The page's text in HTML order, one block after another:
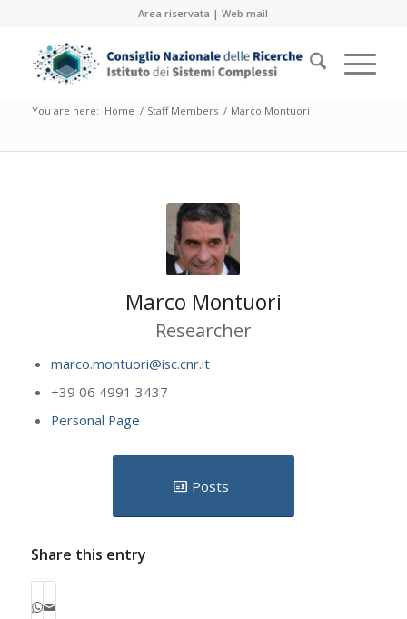
Area riservata |Web mail
You are here: Home / Staff Members / Marco Montuori
Marco Montuori
Researcher
marco.montuori@isc.cnr.it
+39 06 4991 3437
Personal Page
Posts
Share this entry